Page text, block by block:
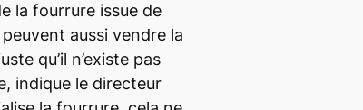
la fourrure issue de
aussi vendre la
qu’il n’existe pas
indique le directeur